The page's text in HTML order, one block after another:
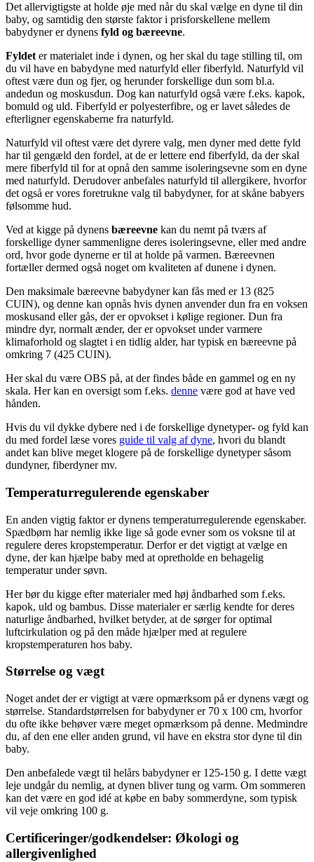
Det allervigtigste at holde øje med når du skal vælge en dyne til din
baby, og samtidig den største faktor i prisforskellene mellem
babydyner er dynens fyld og bæreevne.
Fyldet er materialet inde i dynen, og her skal du tage stilling til, om
du vil have en babydyne med naturfyld eller fiberfyld. Naturfyld vil
oftest være dun og fjer, og herunder forskellige dun som bl.a.
andedun og moskusdun. Dog kan naturfyld også være f.eks. kapok,
bomuld og uld. Fiberfyld er polyesterfibre, og er lavet således de
efterligner egenskaberne fra naturfyld.
Naturfyld vil oftest være det dyrere valg, men dyner med dette fyld
har til gengæld den fordel, at de er lettere end fiberfyld, da der skal
mere fiberfyld til for at opnå den samme isoleringsevne som en dyne
med naturfyld. Derudover anbefales naturfyld til allergikere, hvorfor
det også er vores foretrukne valg til babydyner, for at skåne babyers
følsomme hud.
Ved at kigge på dynens bæreevne kan du nemt på tværs af
forskellige dyner sammenligne deres isoleringsevne, eller med andre
ord, hvor gode dynerne er til at holde på varmen. Bæreevnen
fortæller dermed også noget om kvaliteten af dunene i dynen.
Den maksimale bæreevne babydyner kan fås med er 13 (825
CUIN), og denne kan opnås hvis dynen anvender dun fra en voksen
moskusand eller gås, der er opvokset i kølige regioner. Dun fra
mindre dyr, normalt ænder, der er opvokset under varmere
klimaforhold og slagtet i en tidlig alder, har typisk en bæreevne på
omkring 7 (425 CUIN).
Her skal du være OBS på, at der findes både en gammel og en ny
skala. Her kan en oversigt som f.eks. denne være god at have ved
hånden.
Hvis du vil dykke dybere ned i de forskellige dynetyper- og fyld kan
du med fordel læse vores guide til valg af dyne, hvori du blandt
andet kan blive meget klogere på de forskellige dynetyper såsom
dundyner, fiberdyner mv.
Temperaturregulerende egenskaber
En anden vigtig faktor er dynens temperaturregulerende egenskaber.
Spædbørn har nemlig ikke lige så gode evner som os voksne til at
regulere deres kropstemperatur. Derfor er det vigtigt at vælge en
dyne, der kan hjælpe baby med at opretholde en behagelig
temperatur under søvn.
Her bør du kigge efter materialer med høj åndbarhed som f.eks.
kapok, uld og bambus. Disse materialer er særlig kendte for deres
naturlige åndbarhed, hvilket betyder, at de sørger for optimal
luftcirkulation og på den måde hjælper med at regulere
kropstemperaturen hos baby.
Størrelse og vægt
Noget andet der er vigtigt at være opmærksom på er dynens vægt og
størrelse. Standardstørrelsen for babydyner er 70 x 100 cm, hvorfor
du ofte ikke behøver være meget opmærksom på denne. Medmindre
du, af den ene eller anden grund, vil have en ekstra stor dyne til din
baby.
Den anbefalede vægt til helårs babydyner er 125-150 g. I dette vægt
leje undgår du nemlig, at dynen bliver tung og varm. Om sommeren
kan det være en god idé at købe en baby sommerdyne, som typisk
vil veje omkring 100 g.
Certificeringer/godkendelser: Økologi og
allergivenlighed